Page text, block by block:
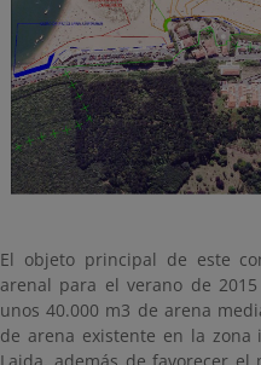
El objeto principal de este
arenal para el verano de
unos 40.000 m3 de arena
de arena existente en la
Laida, además de favorecer